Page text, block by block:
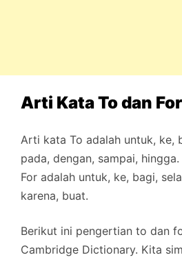
Arti Kata To dan For
Arti kata To adalah untuk, ke,
pada, dengan, sampai,
For adalah untuk, ke, bagi,
karena, buat.
Berikut ini pengertian to dan
Cambridge Dictionary. Kita